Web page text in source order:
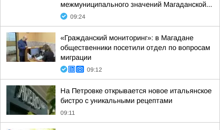
межмуниципального значений Магаданской...
09:24
«Гражданский мониторинг»: в Магадане
общественники посетили отдел по вопросам
миграции
09:12
На Петровке открывается новое итальянское
бистро с уникальными рецептами
09:11